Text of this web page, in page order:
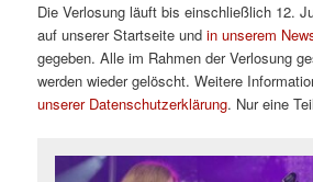
Die Verlosung läuft bis einschließlich 12.
auf unserer Startseite undin unserem
gegeben. Alle im Rahmen der Verlosung
werden wieder gelöscht. Weitere
unserer Datenschutzerklärung. Nur eine